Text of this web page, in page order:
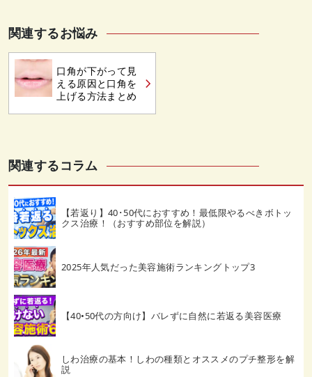
関連するお悩み
口角が下がって見
える原因と口角を
上げる方法まとめ
関連するコラム
【若返り】40･50代におすすめ！最低限やるべきボトッ
クス治療！（おすすめ部位を解説）
2025年人気だった美容施術ランキングトップ3
【40•50代の方向け】バレずに自然に若返る美容医療
しわ治療の基本！しわの種類とオススメのプチ整形を解
説